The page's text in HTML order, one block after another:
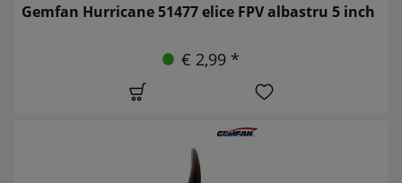
Gemfan Hurricane 51477 elice FPV albastru 5 inch
€ 2,99 *